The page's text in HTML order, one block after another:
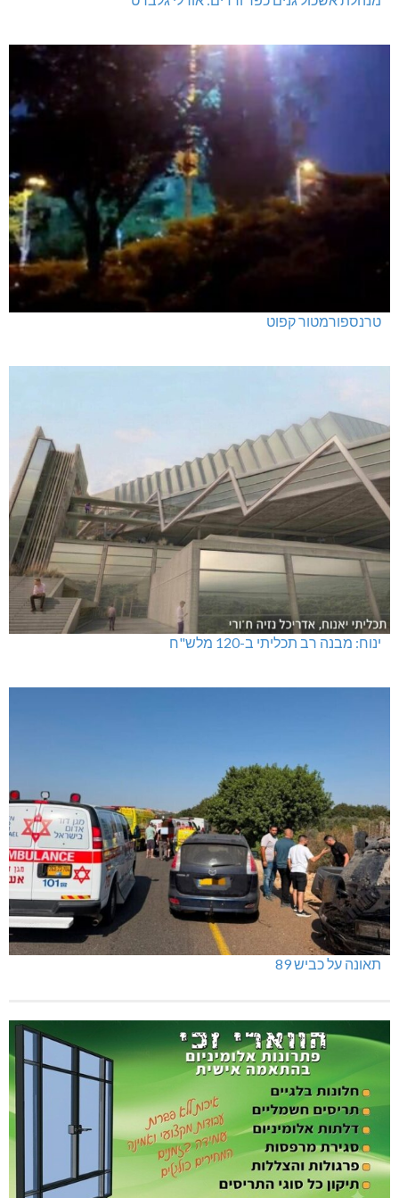
טרנספורמטור קפוט
ינוח: מבנה רב תכליתי ב-120 מלש"ח
תאונה על כביש 89